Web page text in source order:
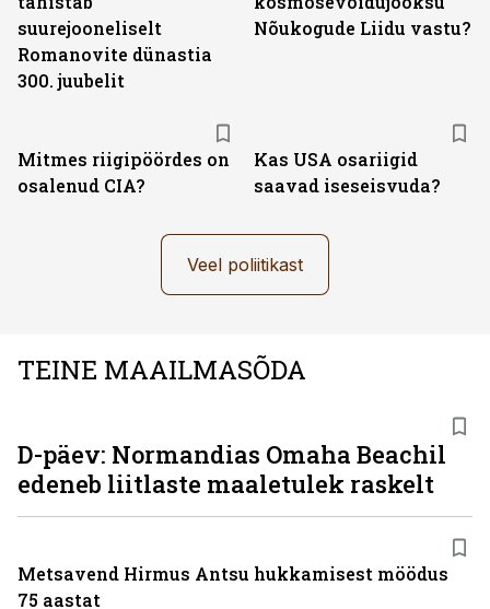
suurejooneliselt
Romanovite dünastia
300. juubelit
Nõukogude Liidu vastu?
Mitmes riigipöördes on
osalenud CIA?
Kas USA osariigid
saavad iseseisvuda?
Veel poliitikast
TEINE MAAILMASÕDA
D-päev: Normandias Omaha Beachil
edeneb liitlaste maaletulek raskelt
Metsavend Hirmus Antsu hukkamisest möödus
75 aastat